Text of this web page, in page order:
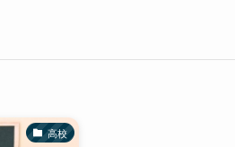
高校